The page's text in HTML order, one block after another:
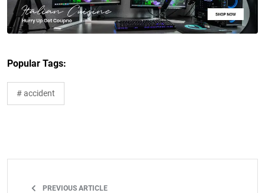
Popular Tags:
# accident
PREVIOUS ARTICLE